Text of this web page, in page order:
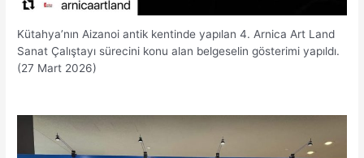
Kütahya’nın Aizanoi antik kentinde yapılan 4. Arnica Art Land
Sanat Çalıştayı sürecini konu alan belgeselin gösterimi yapıldı.
(27 Mart 2026)